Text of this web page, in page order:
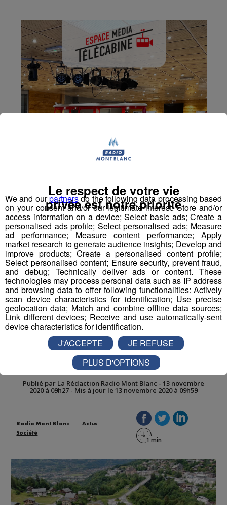
Saint-Gervais : l'ascenseur valléen
entre Le Fayet et Le Bettex prévu
pour 2023
Publié par La Rédaction Radio Mont Blanc - 13 novembre
2020 à 09h27 - Mis à jour le 13 novembre 2020 à 09h59
Radio Mont Blanc
Actus
Société
We and ourpartnersdo the following data processing based
on your consent and/or our legitimate interest: Store and/or
access information on a device; Select basic ads; Create a
personalised ads profile; Select personalised ads; Measure
ad performance; Measure content performance; Apply
market research to generate audience insights; Develop and
improve products; Create a personalised content profile;
Select personalised content; Ensure security, prevent fraud,
and debug; Technically deliver ads or content. These
technologies may process personal data such as IP address
and browsing data to offer following functionalities: Actively
scan device characteristics for identification; Use precise
geolocation data; Match and combine offline data sources;
Link different devices; Receive and use automatically-sent
device characteristics for identification.
Le respect de votre vie
privée est notre priorité
J'ACCEPTE
JE REFUSE
PLUS D'OPTIONS